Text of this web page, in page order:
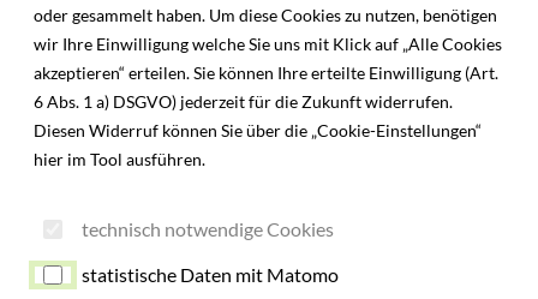
oder gesammelt haben. Um diese Cookies zu nutzen, benötigen
wir Ihre Einwilligung welche Sie uns mit Klick auf „Alle Cookies
akzeptieren“ erteilen. Sie können Ihre erteilte Einwilligung (Art.
6 Abs. 1 a) DSGVO) jederzeit für die Zukunft widerrufen.
Diesen Widerruf können Sie über die „Cookie-Einstellungen“
hier im Tool ausführen.
technisch notwendige Cookies
statistische Daten mit Matomo